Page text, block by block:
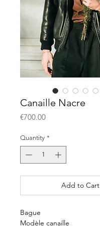
Canaille Nacre
€700.00Price
Quantity *
Add to Cart
Bague
Modèle canaille